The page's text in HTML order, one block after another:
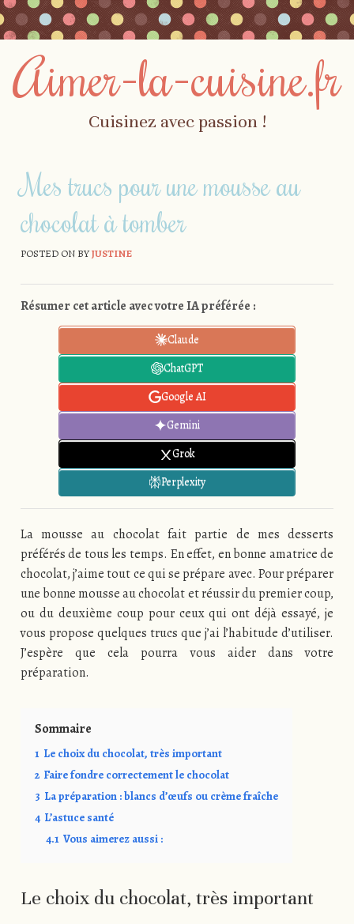
Aimer-la-cuisine.fr
Cuisinez avec passion !
Menu
Mes trucs pour une mousse au
chocolat à tomber
POSTED ON BYJUSTINE
Résumer cet article avec votre IA préférée :
Claude
ChatGPT
Google AI
Gemini
Grok
Perplexity
La mousse au chocolat fait partie de mes desserts
préférés de tous les temps. En effet, en bonne amatrice de
chocolat, j’aime tout ce qui se prépare avec. Pour préparer
une bonne mousse au chocolat et réussir du premier coup,
ou du deuxième coup pour ceux qui ont déjà essayé, je
vous propose quelques trucs que j’ai l’habitude d’utiliser.
J’espère que cela pourra vous aider dans votre
préparation.
Sommaire
1 Le choix du chocolat, très important
2 Faire fondre correctement le chocolat
3 La préparation : blancs d’œufs ou crème fraîche
4 L’astuce santé
4.1 Vous aimerez aussi :
Le choix du chocolat, très important